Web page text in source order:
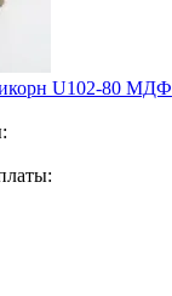
U102-80 МДФ